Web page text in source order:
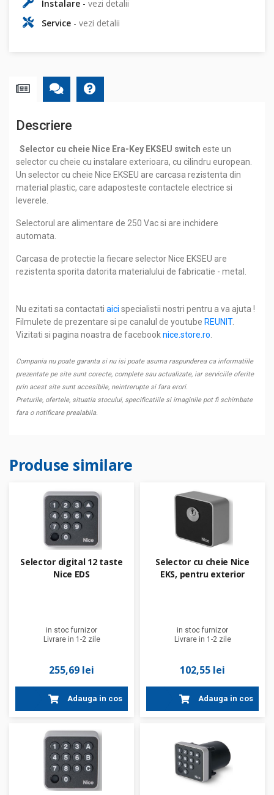
Instalare- vezi detalii
Service- vezi detalii
Descriere
Selector cu cheie Nice Era-Key EKSEU switch este un
selector cu cheie cu instalare exterioara, cu cilindru european.
Un selector cu cheie Nice EKSEU are carcasa rezistenta din
material plastic, care adaposteste contactele electrice si
leverele.
Selectorul are alimentare de 250 Vac si are inchidere
automata.
Carcasa de protectie la fiecare selector Nice EKSEU are
rezistenta sporita datorita materialului de fabricatie - metal.
Nu ezitati sa contactati aici specialistii nostri pentru a va ajuta !
Filmulete de prezentare si pe canalul de youtube REUNIT.
Vizitati si pagina noastra de facebooknice.store.ro
Compania nu poate garanta si nu isi poate asuma raspunderea ca informatiile
prezentate pe site sunt corecte, complete sau actualizate, iar serviciile oferite
prin acest site sunt accesibile, neintrerupte si fara erori.
Preturile, ofertele, situatia stocului, specificatiile si imaginile pot fi schimbate
fara o notificare prealabila.
Produse similare
Selector digital 12 taste
Nice EDS
in stoc furnizor
Livrare in 1-2 zile
255,69 lei
Adauga in cos
Selector cu cheie Nice
EKS, pentru exterior
in stoc furnizor
Livrare in 1-2 zile
102,55 lei
Adauga in cos